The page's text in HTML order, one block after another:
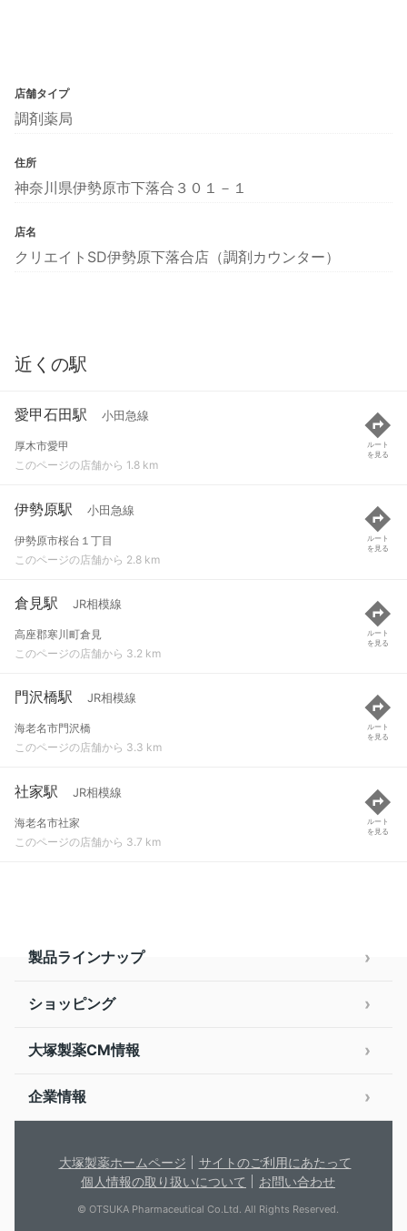
店舗タイプ
調剤薬局
住所
神奈川県伊勢原市下落合３０１－１
店名
クリエイトSD伊勢原下落合店（調剤カウンター）
近くの駅
愛甲石田駅 小田急線
厚木市愛甲
このページの店舗から 1.8 km
ルート
を見る
伊勢原駅 小田急線
伊勢原市桜台１丁目
このページの店舗から 2.8 km
ルート
を見る
倉見駅 JR相模線
高座郡寒川町倉見
このページの店舗から 3.2 km
ルート
を見る
門沢橋駅 JR相模線
海老名市門沢橋
このページの店舗から 3.3 km
ルート
を見る
社家駅 JR相模線
海老名市社家
このページの店舗から 3.7 km
ルート
を見る
製品ラインナップ
ショッピング
大塚製薬CM情報
企業情報
大塚製薬ホームページ
サイトのご利用にあたって
個人情報の取り扱いについて
お問い合わせ
© OTSUKA Pharmaceutical Co.Ltd. All Rights Reserved.